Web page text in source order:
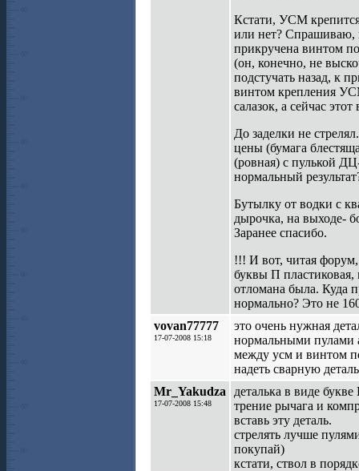
Кстати, УСМ
или нет? Спрашиваю,
прикручена винтом
(он, конечно, не
подстучать назад, к
винтом крепления
салазок, а сейчас
До заделки не
цены (бумага
(ровная) с пулькой
нормальный
Бутылку от водки с
дырочка, на выходе-
Заранее спасибо.
!!! И вот, читая форум,
буквы П
отломана была. Куда
нормально? Это не
vovan77777
17-07-2008 15:18
это очень нужная
нормальными пулами
между усм и винтом
надеть сварную
Mr_Yakudza
17-07-2008 15:48
деталька в виде
трение рычага и
вставь эту деталь.
стрелять лучше
покупай)
кстати, ствол в